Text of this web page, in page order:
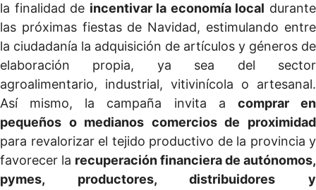
la finalidad de incentivar la economía local durante
las próximas fiestas de Navidad, estimulando entre
la ciudadanía la adquisición de artículos y géneros de
elaboración propia, ya sea del sector
agroalimentario, industrial, vitivinícola o artesanal.
Así mismo, la campaña invita a comprar en
pequeños o medianos comercios de proximidad
para revalorizar el tejido productivo de la provincia y
favorecer la recuperación financiera de autónomos,
pymes, productores, distribuidores y